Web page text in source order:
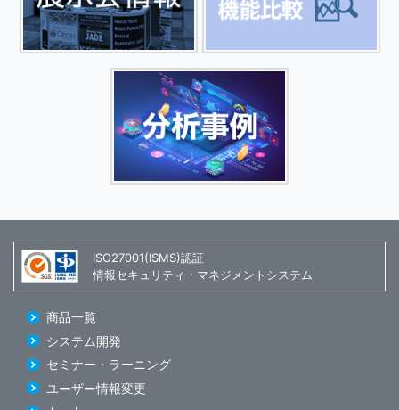
ISO27001(ISMS)認証
情報セキュリティ・マネジメントシステム
商品一覧
システム開発
セミナー・ラーニング
ユーザー情報変更